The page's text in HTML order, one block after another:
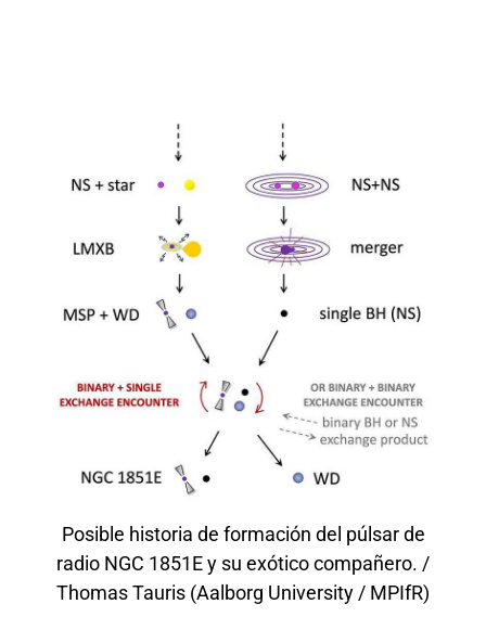
Posible historia de formación del púlsar de
radio NGC 1851E y su exótico compañero. /
Thomas Tauris (Aalborg University / MPIfR)